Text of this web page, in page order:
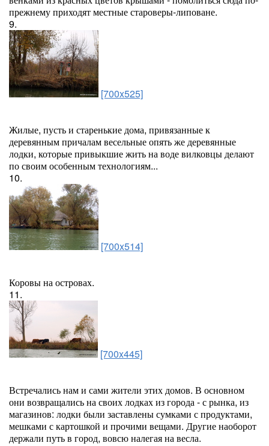
прежнему приходят местные староверы-липоване.
9.
[700x525]
Жилые, пусть и старенькие дома, привязанные к
деревянным причалам весельные опять же деревянные
лодки, которые привыкшие жить на воде вилковцы делают
по своим особенным технологиям...
10.
[700x514]
Коровы на островах.
11.
[700x445]
Встречались нам и сами жители этих домов. В основном
они возвращались на своих лодках из города - с рынка, из
магазинов: лодки были заставлены сумками с продуктами,
мешками с картошкой и прочими вещами. Другие наоборот
держали путь в город, вовсю налегая на весла.